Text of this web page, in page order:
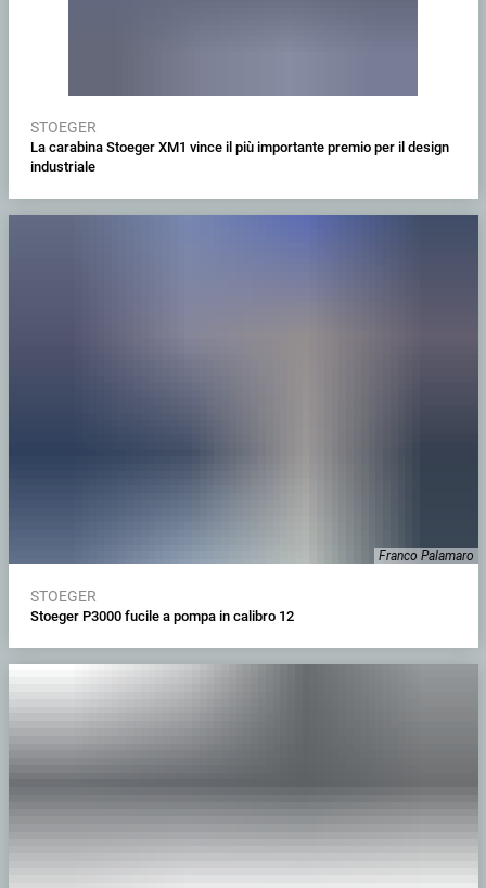
STOEGER
La carabina Stoeger XM1 vince il più importante premio per il design
industriale
Franco Palamaro
STOEGER
Stoeger P3000 fucile a pompa in calibro 12